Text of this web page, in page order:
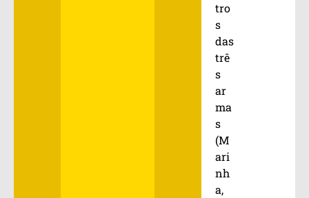
tro
s
das
trê
s
ar
ma
s
(M
ari
nh
a,